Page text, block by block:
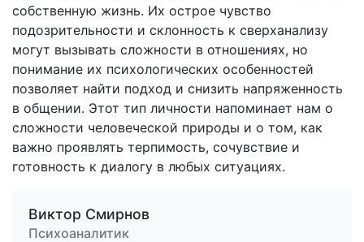
собственную жизнь. Их острое чувство
подозрительности и склонность к сверханализу
могут вызывать сложности в отношениях, но
понимание их психологических особенностей
позволяет найти подход и снизить напряженность
в общении. Этот тип личности напоминает нам о
сложности человеческой природы и о том, как
важно проявлять терпимость, сочувствие и
готовность к диалогу в любых ситуациях.
Виктор Смирнов
Психоаналитик